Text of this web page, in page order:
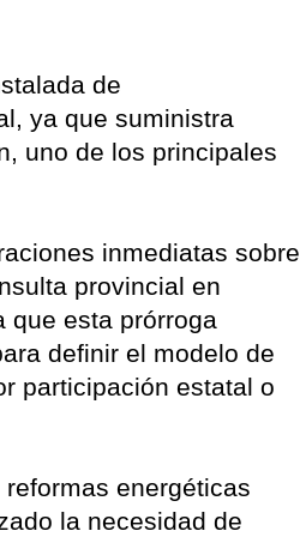
de
ya que suministra
uno de los principales
inmediatas sobre
provincial en
que esta prórroga
definir el modelo de
participación estatal o
energéticas
la necesidad de